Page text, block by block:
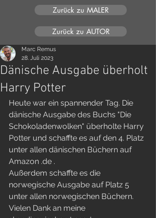
Zurück zu MALER
Zurück zu AUTOR
Dänische Ausgabe überholt
Harry Potter
Marc Remus
28. Juli 2023
Heute war ein spannender Tag. Die
dänische Ausgabe des Buchs "Die
Schokoladenwolken" überholte Harry
Potter und schaffte es auf den 4. Platz
unter allen dänischen Büchern auf
Amazon .de .
Außerdem schaffte es die
norwegische Ausgabe auf Platz 5
unter allen norwegischen Büchern.
Vielen Dank an meine